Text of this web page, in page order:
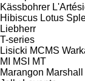
Kässbohrer
Hibiscus Lotus
Liebherr
T-series
Lisicki MCMS
MI
MSI
MT
Marangon Marshall